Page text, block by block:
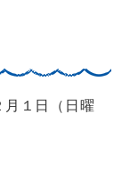
１日（日曜